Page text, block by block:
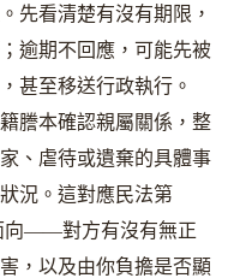
先看清楚有沒有期限，
逾期不回應，可能先被
甚至移送行政執行。
謄本確認親屬關係，整
、虐待或遺棄的具體事
況。這對應民法第
向——對方有沒有無正
，以及由你負擔是否顯